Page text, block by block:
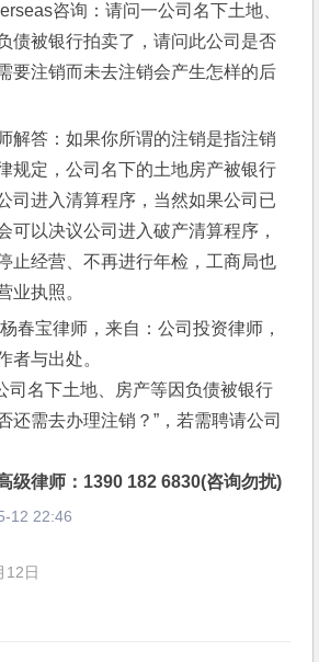
咨询：请问一公司名下土地、
债被银行拍卖了，请问此公司是否
要注销而未去注销会产生怎样的后
解答：如果你所谓的注销是指注销
规定，公司名下的土地房产被银行
司进入清算程序，当然如果公司已
可以决议公司进入破产清算程序，
止经营、不再进行年检，工商局也
业执照。
春宝律师，来自：公司投资律师，
者与出处。
司名下土地、房产等因负债被银行
还需去办理注销？”，若需聘请公司
级律师：1390 182 6830(咨询勿扰)
12 22:46
12日